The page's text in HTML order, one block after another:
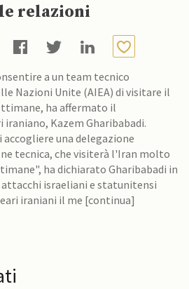
relazioni
a un team tecnico
Nazioni Unite (AIEA) di visitare il
ha affermato il
Kazem Gharibabadi.
una delegazione
tecnica, che visiterà l'Iran molto
ha dichiarato Gharibabadi in
israeliani e statunitensi
iraniani il me [continua]